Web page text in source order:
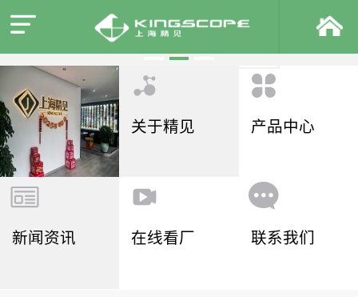
关于精见 产品中心
新闻资讯 在线看厂 联系我们